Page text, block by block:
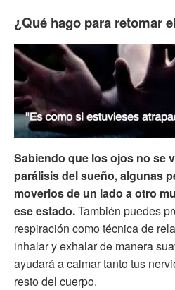
¿Qué hago para retomar
Sabiendo que los ojos no se
parálisis del sueño, algunas
moverlos de un lado a otro
ese estado.También puedes
respiración como técnica de
inhalar y exhalar de manera
ayudará a calmar tanto tus
resto del cuerpo.